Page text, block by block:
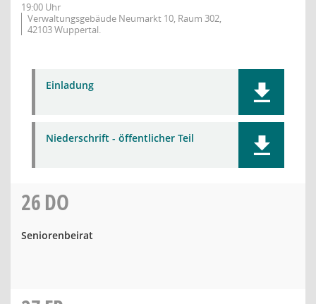
19:00 Uhr
Verwaltungsgebäude Neumarkt 10, Raum 302,
42103 Wuppertal.
Einladung
Niederschrift - öffentlicher Teil
26DO
Seniorenbeirat